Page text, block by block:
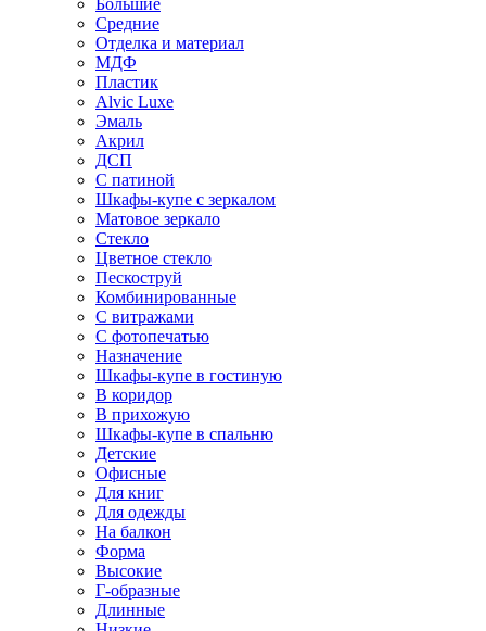
Большие
Средние
Отделка и материал
МДФ
Пластик
Alvic Luxe
Эмаль
Акрил
ДСП
С патиной
Шкафы-купе с зеркалом
Матовое зеркало
Стекло
Цветное стекло
Пескоструй
Комбинированные
С витражами
С фотопечатью
Назначение
Шкафы-купе в гостиную
В коридор
В прихожую
Шкафы-купе в спальню
Детские
Офисные
Для книг
Для одежды
На балкон
Форма
Высокие
Г-образные
Длинные